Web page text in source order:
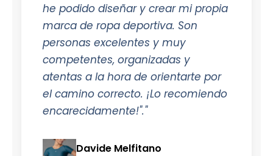
he podido diseñar y crear mi propia
marca de ropa deportiva. Son
personas excelentes y muy
competentes, organizadas y
atentas a la hora de orientarte por
el camino correcto. ¡Lo recomiendo
encarecidamente!"."
Davide Melfitano